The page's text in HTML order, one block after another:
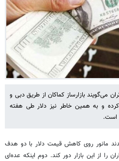
می‌گویند بازارساز کماکان از طریق دبی و
و به همین خاطر نیز دلار طی هفته
است.
مانور روی کاهش قیمت دلار با دو هدف
را از این بازار دور کند. دوم اینکه عده‌ای